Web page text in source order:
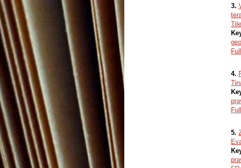
3.
4.
5.